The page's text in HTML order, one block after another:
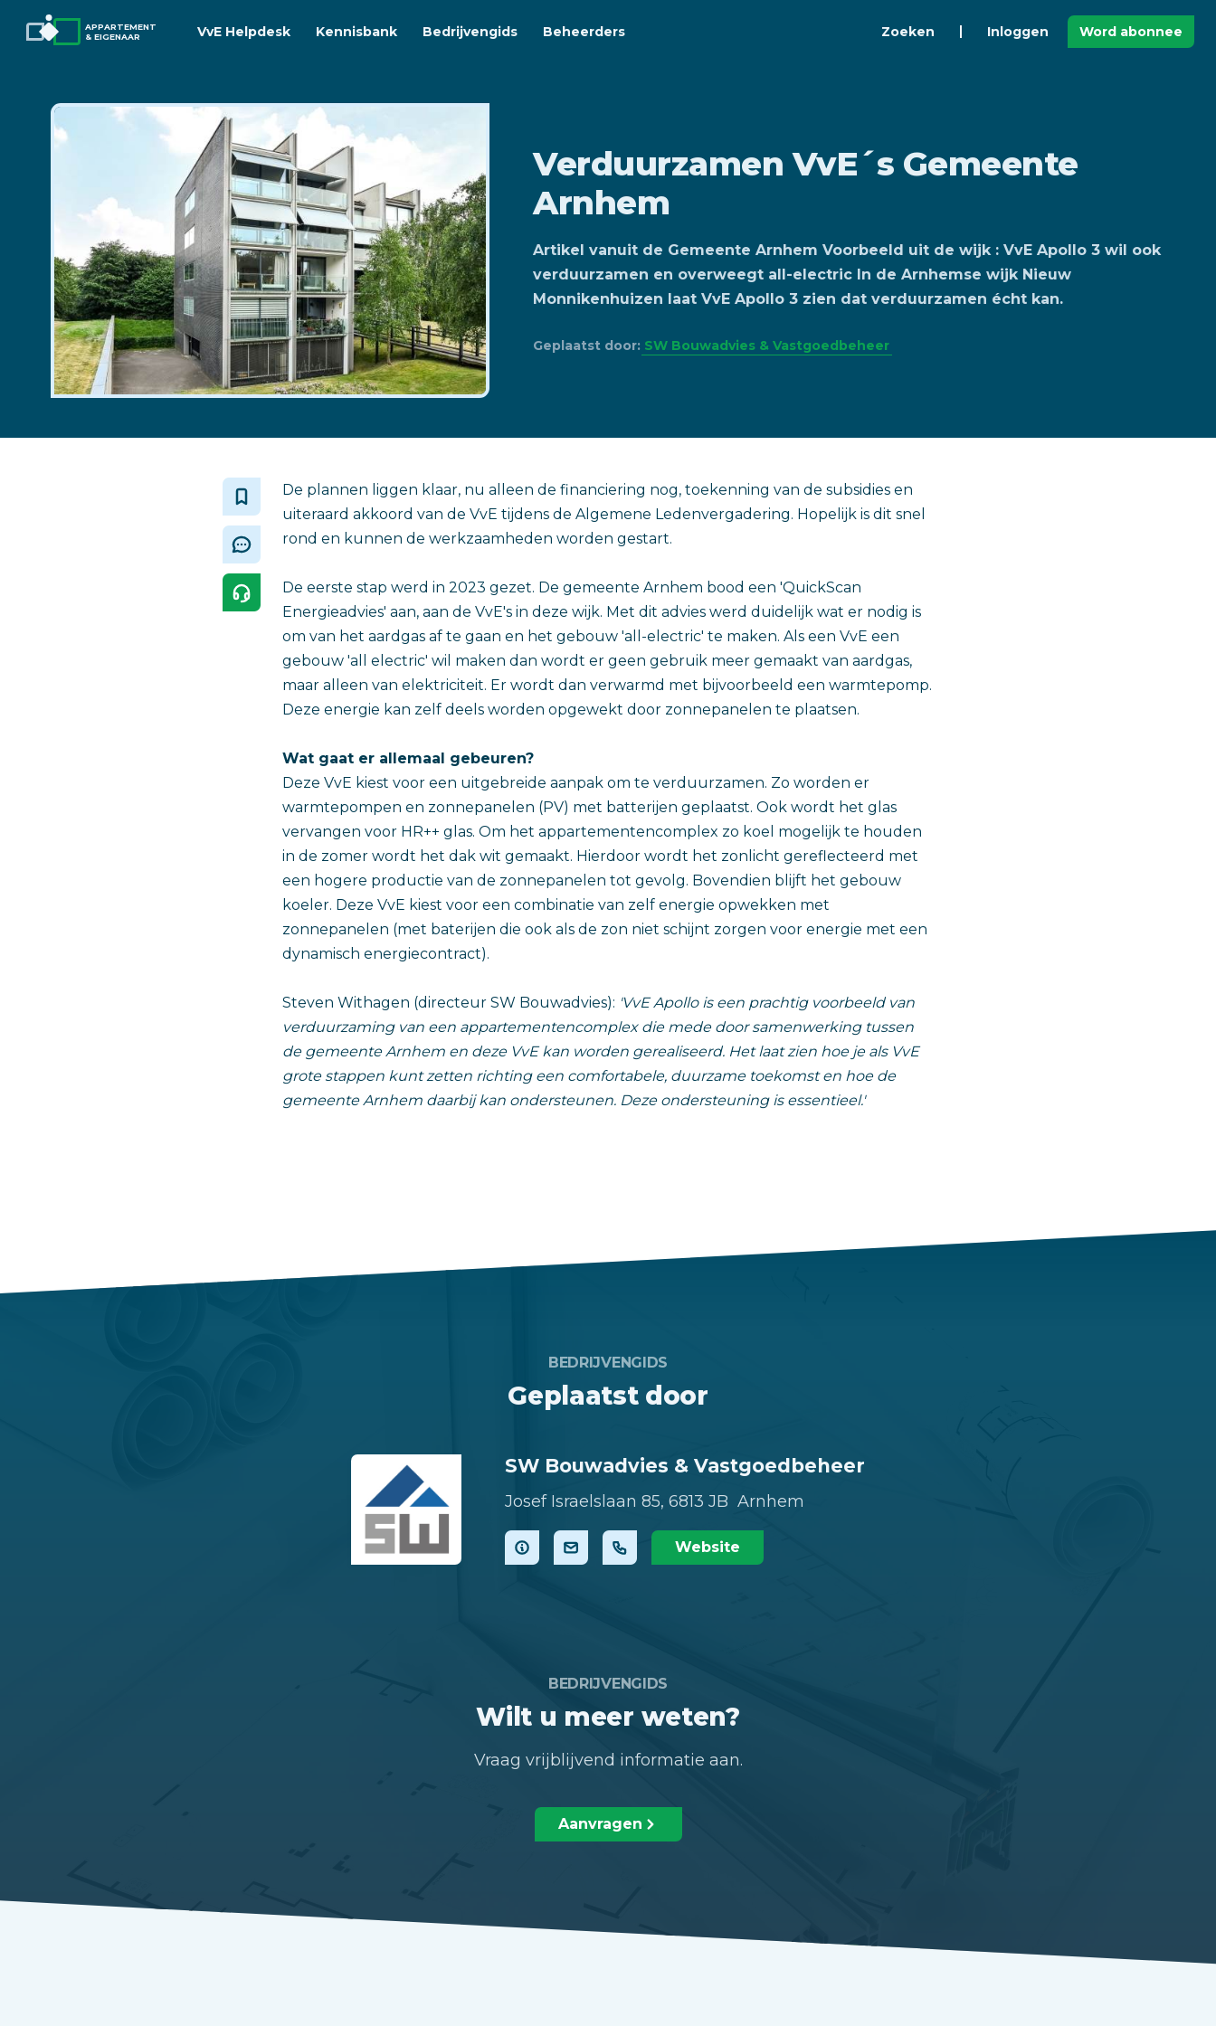
APPARTEMENT
& EIGENAAR
VvE Helpdesk Kennisbank Bedrijvengids Beheerders Zoeken Inloggen Word abonnee
Verduurzamen VvE´s Gemeente
Arnhem
Artikel vanuit de Gemeente Arnhem Voorbeeld uit de wijk : VvE Apollo 3 wil ook
verduurzamen en overweegt all-electric In de Arnhemse wijk Nieuw
Monnikenhuizen laat VvE Apollo 3 zien dat verduurzamen écht kan.
Geplaatst door: SW Bouwadvies & Vastgoedbeheer
‎De plannen liggen klaar, nu alleen de financiering nog, toekenning van de subsidies en
uiteraard akkoord van de VvE tijdens de Algemene Ledenvergadering. Hopelijk is dit snel
rond en kunnen de werkzaamheden worden gestart.
De eerste stap werd in 2023 gezet. De gemeente Arnhem bood een 'QuickScan
Energieadvies' aan, aan de VvE's in deze wijk. Met dit advies werd duidelijk wat er nodig is
om van het aardgas af te gaan en het gebouw 'all-electric' te maken. Als een VvE een
gebouw 'all electric' wil maken dan wordt er geen gebruik meer gemaakt van aardgas,
maar alleen van elektriciteit. Er wordt dan verwarmd met bijvoorbeeld een warmtepomp.
Deze energie kan zelf deels worden opgewekt door zonnepanelen te plaatsen.
Wat gaat er allemaal gebeuren?
Deze VvE kiest voor een uitgebreide aanpak om te verduurzamen. Zo worden er
warmtepompen en zonnepanelen (PV) met batterijen geplaatst. Ook wordt het glas
vervangen voor HR++ glas. Om het appartementencomplex zo koel mogelijk te houden
in de zomer wordt het dak wit gemaakt. Hierdoor wordt het zonlicht gereflecteerd met
een hogere productie van de zonnepanelen tot gevolg. Bovendien blijft het gebouw
koeler. Deze VvE kiest voor een combinatie van zelf energie opwekken met
zonnepanelen (met baterijen die ook als de zon niet schijnt zorgen voor energie met een
dynamisch energiecontract).
Steven Withagen (directeur SW Bouwadvies): 'VvE Apollo is een prachtig voorbeeld van
verduurzaming van een appartementencomplex die mede door samenwerking tussen
de gemeente Arnhem en deze VvE kan worden gerealiseerd. Het laat zien hoe je als VvE
grote stappen kunt zetten richting een comfortabele, duurzame toekomst en hoe de
gemeente Arnhem daarbij kan ondersteunen. Deze ondersteuning is essentieel.'
BEDRIJVENGIDS
Geplaatst door
SW Bouwadvies & Vastgoedbeheer
Josef Israelslaan 85, 6813 JB Arnhem
Website
BEDRIJVENGIDS
Wilt u meer weten?
Vraag vrijblijvend informatie aan.
Aanvragen